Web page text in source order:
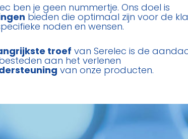
ben je geen nummertje. Ons doel is
bieden die optimaal zijn voor de
noden en wensen.
troef van Serelec is de
aan het verlenen
van onze producten.